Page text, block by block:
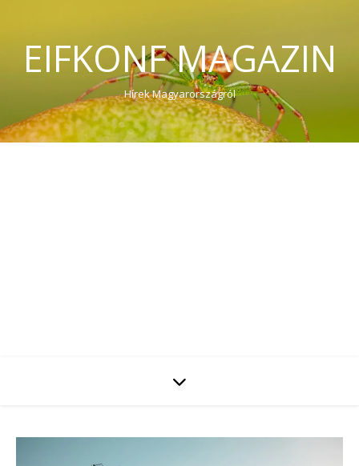
EIFKONF MAGAZIN
Hírek Magyarországról